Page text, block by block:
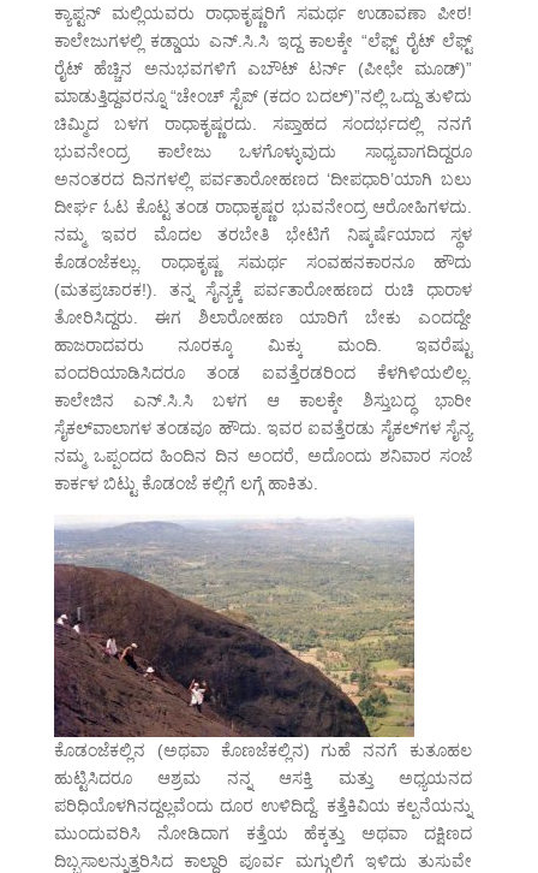
ಕ್ಯಾಪ್ಟನ್ ಮಲ್ಲಿಯವರು ರಾಧಾಕೃಷ್ಣರಿಗೆ ಸಮರ್ಥ ಉಡಾವಣಾ ಪೀಠ!
ಕಾಲೇಜುಗಳಲ್ಲಿ ಕಡ್ಡಾಯ ಎನ್.ಸಿ.ಸಿ ಇದ್ದ ಕಾಲಕ್ಕೇ “ಲೆಫ್ಟ್ ರೈಟ್ ಲೆಫ್ಟ್
ರೈಟ್ ಹೆಚ್ಚಿನ ಅನುಭವಗಳಿಗೆ ಎಬೌಟ್ ಟರ್ನ್ (ಪೀಛೇ ಮೂಡ್)”
ಮಾಡುತ್ತಿದ್ದವರನ್ನೂ “ಚೇಂಚ್ ಸ್ಟೆಪ್ (ಕದಂ ಬದಲ್)”ನಲ್ಲಿ ಒದ್ದು ತುಳಿದು
ಚಿಮ್ಮಿದ ಬಳಗ ರಾಧಾಕೃಷ್ಣರದು. ಸಪ್ತಾಹದ ಸಂದರ್ಭದಲ್ಲಿ ನನಗೆ
ಭುವನೇಂದ್ರ ಕಾಲೇಜು ಒಳಗೊಳ್ಳುವುದು ಸಾಧ್ಯವಾಗದಿದ್ದರೂ
ಅನಂತರದ ದಿನಗಳಲ್ಲಿ ಪರ್ವತಾರೋಹಣದ ‘ದೀಪಧಾರಿ’ಯಾಗಿ ಬಲು
ದೀರ್ಘ ಓಟ ಕೊಟ್ಟ ತಂಡ ರಾಧಾಕೃಷ್ಣರ ಭುವನೇಂದ್ರ ಆರೋಹಿಗಳದು.
ನಮ್ಮ ಇವರ ಮೊದಲ ತರಬೇತಿ ಭೇಟಿಗೆ ನಿಷ್ಕರ್ಷೆಯಾದ ಸ್ಥಳ
ಕೊಡಂಜೆಕಲ್ಲು. ರಾಧಾಕೃಷ್ಣ ಸಮರ್ಥ ಸಂವಹನಕಾರನೂ ಹೌದು
(ಮತಪ್ರಚಾರಕ!). ತನ್ನ ಸೈನ್ಯಕ್ಕೆ ಪರ್ವತಾರೋಹಣದ ರುಚಿ ಧಾರಾಳ
ತೋರಿಸಿದ್ದರು. ಈಗ ಶಿಲಾರೋಹಣ ಯಾರಿಗೆ ಬೇಕು ಎಂದದ್ದೇ
ಹಾಜರಾದವರು ನೂರಕ್ಕೂ ಮಿಕ್ಕು ಮಂದಿ. ಇವರೆಷ್ಟು
ವಂದರಿಯಾಡಿಸಿದರೂ ತಂಡ ಐವತ್ತೆರಡರಿಂದ ಕೆಳಗಿಳಿಯಲಿಲ್ಲ.
ಕಾಲೇಜಿನ ಎನ್.ಸಿ.ಸಿ ಬಳಗ ಆ ಕಾಲಕ್ಕೇ ಶಿಸ್ತುಬದ್ಧ ಭಾರೀ
ಸೈಕಲ್‌ವಾಲಾಗಳ ತಂಡವೂ ಹೌದು. ಇವರ ಐವತ್ತೆರಡು ಸೈಕಲ್‌ಗಳ ಸೈನ್ಯ
ನಮ್ಮ ಒಪ್ಪಂದದ ಹಿಂದಿನ ದಿನ ಅಂದರೆ, ಅದೊಂದು ಶನಿವಾರ ಸಂಜೆ
ಕಾರ್ಕಳ ಬಿಟ್ಟು ಕೊಡಂಜೆ ಕಲ್ಲಿಗೆ ಲಗ್ಗೆ ಹಾಕಿತು.
ಕೊಡಂಜೆಕಲ್ಲಿನ (ಅಥವಾ ಕೊಣಜೆಕಲ್ಲಿನ) ಗುಹೆ ನನಗೆ ಕುತೂಹಲ
ಹುಟ್ಟಿಸಿದರೂ ಆಶ್ರಮ ನನ್ನ ಆಸಕ್ತಿ ಮತ್ತು ಅಧ್ಯಯನದ
ಪರಿಧಿಯೊಳಗಿನದ್ದಲ್ಲವೆಂದು ದೂರ ಉಳಿದಿದ್ದೆ. ಕತ್ತೆಕಿವಿಯ ಕಲ್ಪನೆಯನ್ನು
ಮುಂದುವರಿಸಿ ನೋಡಿದಾಗ ಕತ್ತೆಯ ಹೆಕ್ಕತ್ತು ಅಥವಾ ದಕ್ಷಿಣದ
ದಿಬ್ಬಸಾಲನ್ನುತ್ತರಿಸಿದ ಕಾಲ್ದಾರಿ ಪೂರ್ವ ಮಗ್ಗುಲಿಗೆ ಇಳಿದು ತುಸುವೇ